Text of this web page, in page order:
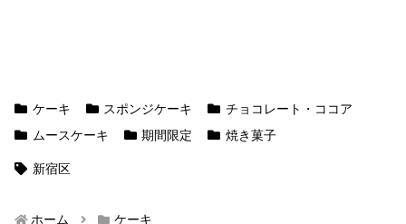
ケーキ スポンジケーキ
チョコレート・ココア
ムースケーキ
期間限定 焼き菓子
新宿区
ホーム ケーキ